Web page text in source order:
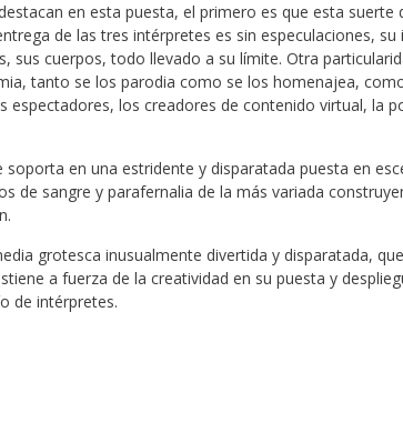
en esta puesta, el primero es que esta suerte
de las tres intérpretes es sin especulaciones, su
sus cuerpos, todo llevado a su límite. Otra
tanto se los parodia como se los homenajea,
espectadores, los creadores de contenido virtual, la
en una estridente y disparatada puesta en
de sangre y parafernalia de la más variada
grotesca inusualmente divertida y disparatada,
a fuerza de la creatividad en su puesta y
de intérpretes.